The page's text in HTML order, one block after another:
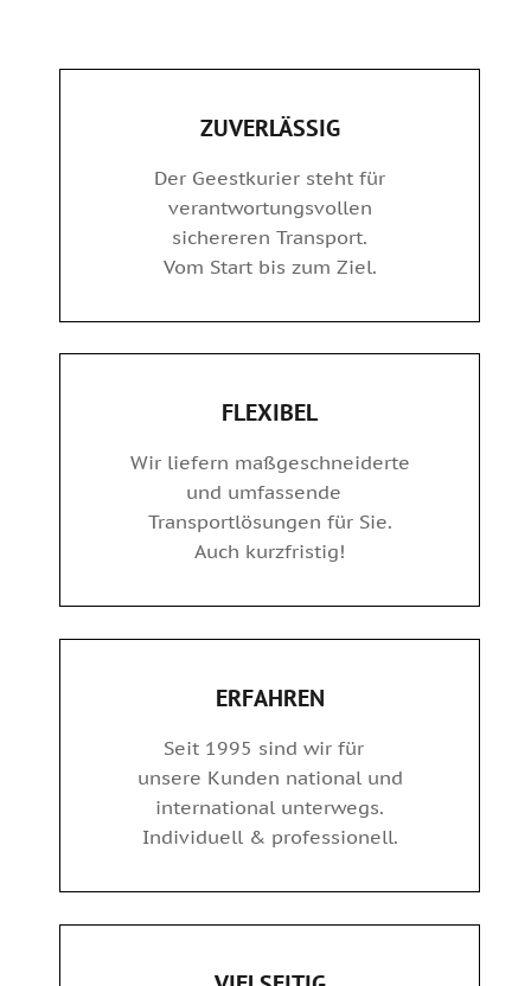
ZUVERLÄSSIG
Der Geestkurier steht für
verantwortungsvollen
sichereren Transport.
Vom Start bis zum Ziel.
FLEXIBEL
Wir liefern maßgeschneiderte
und umfassende
Transportlösungen für Sie.
Auch kurzfristig!
ERFAHREN
Seit 1995 sind wir für
unsere Kunden national und
international unterwegs.
Individuell & professionell.